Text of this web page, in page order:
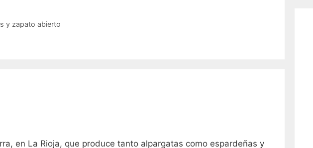
y zapato abierto
en La Rioja, que produce tanto alpargatas como espardeñas y